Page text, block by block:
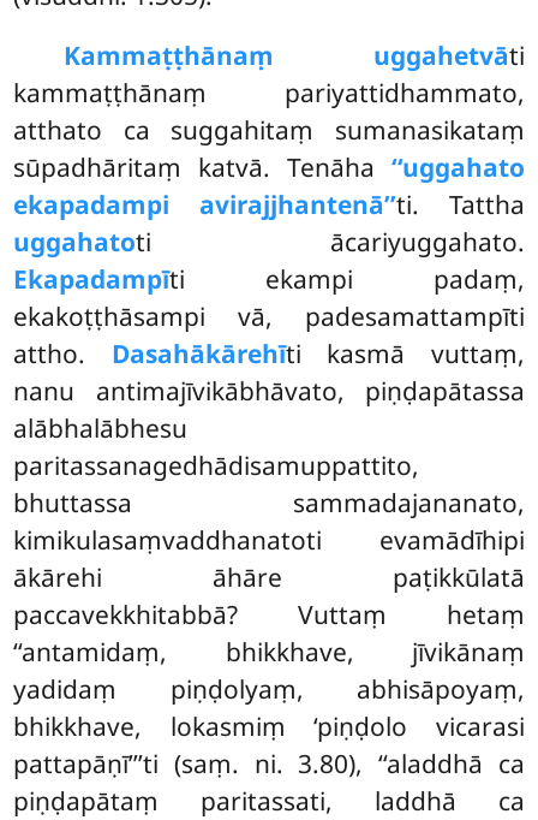
Kammaṭṭhānaṃ uggahetvāti
kammaṭṭhānaṃ pariyattidhammato,
atthato ca suggahitaṃ sumanasikataṃ
sūpadhāritaṃ katvā. Tenāha ‘‘uggahato
ekapadampi avirajjhantenā’’ti. Tattha
uggahatoti ācariyuggahato.
Ekapadampīti ekampi padaṃ,
ekakoṭṭhāsampi vā, padesamattampīti
attho. Dasahākārehīti kasmā vuttaṃ,
nanu antimajīvikābhāvato, piṇḍapātassa
alābhalābhesu
paritassanagedhādisamuppattito,
bhuttassa sammadajananato,
kimikulasaṃvaddhanatoti evamādīhipi
ākārehi āhāre paṭikkūlatā
paccavekkhitabbā? Vuttaṃ hetaṃ
‘‘antamidaṃ, bhikkhave, jīvikānaṃ
yadidaṃ piṇḍolyaṃ, abhisāpoyaṃ,
bhikkhave, lokasmiṃ ‘piṇḍolo vicarasi
pattapāṇī’’’ti (saṃ. ni. 3.80), ‘‘aladdhā ca
piṇḍapātaṃ paritassati, laddhā ca